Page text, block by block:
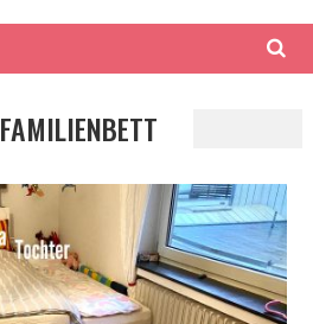
FAMILIENBETT